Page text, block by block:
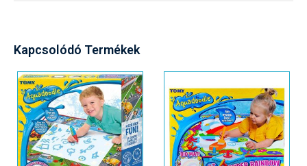
Kapcsolódó Termékek